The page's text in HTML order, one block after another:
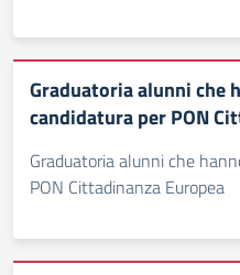
Graduatoria alunni che
candidatura per PON
Graduatoria alunni che
PON Cittadinanza Europea